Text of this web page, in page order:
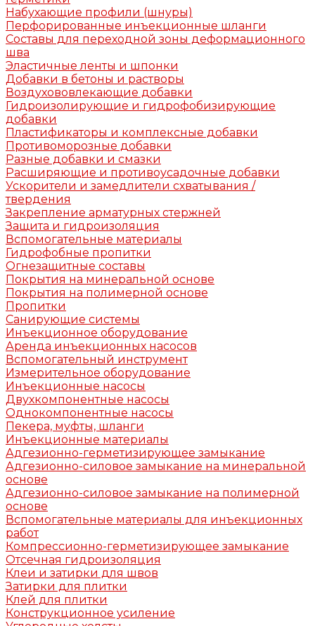
Набухающие профили (шнуры)
Перфорированные инъекционные шланги
Составы для переходной зоны деформационного
шва
Эластичные ленты и шпонки
Добавки в бетоны и растворы
Воздухововлекающие добавки
Гидроизолирующие и гидрофобизирующие
добавки
Пластификаторы и комплексные добавки
Противоморозные добавки
Разные добавки и смазки
Расширяющие и противоусадочные добавки
Ускорители и замедлители схватывания /
твердения
Закрепление арматурных стержней
Защита и гидроизоляция
Вспомогательные материалы
Гидрофобные пропитки
Огнезащитные составы
Покрытия на минеральной основе
Покрытия на полимерной основе
Пропитки
Санирующие системы
Инъекционное оборудование
Аренда инъекционных насосов
Вспомогательный инструмент
Измерительное оборудование
Инъекционные насосы
Двухкомпонентные насосы
Однокомпонентные насосы
Пекера, муфты, шланги
Инъекционные материалы
Адгезионно-герметизирующее замыкание
Адгезионно-силовое замыкание на минеральной
основе
Адгезионно-силовое замыкание на полимерной
основе
Вспомогательные материалы для инъекционных
работ
Компрессионно-герметизирующее замыкание
Отсечная гидроизоляция
Клеи и затирки для швов
Затирки для плитки
Клей для плитки
Конструкционное усиление